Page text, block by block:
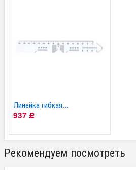
Линейка гибкая...
937 Р
Рекомендуем посмотреть